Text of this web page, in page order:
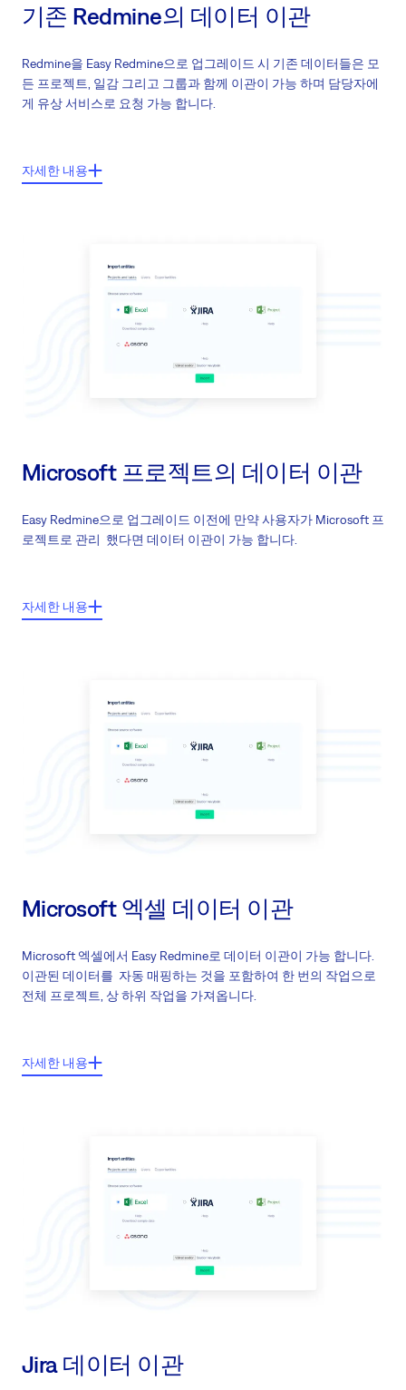
기존 Redmine의 데이터 이관
Redmine을 Easy Redmine으로 업그레이드 시 기존 데이터들은 모
든 프로젝트, 일감 그리고 그룹과 함께 이관이 가능 하며 담당자에
게 유상 서비스로 요청 가능 합니다.
관리자의 의한 입력 또는 고객사 서버 관리자에 의한 이관
자세한 내용
Microsoft 프로젝트의 데이터 이관
Easy Redmine으로 업그레이드 이전에 만약 사용자가 Microsoft 프
로젝트로 관리 했다면 데이터 이관이 가능 합니다.
쉬운 입력 설정
각 프로젝트는 분리되어 이관 (하나의 프로젝트 당 하나의 파일)
자세한 내용
Microsoft 엑셀 데이터 이관
Microsoft 엑셀에서 Easy Redmine로 데이터 이관이 가능 합니다.
이관된 데이터를 자동 매핑하는 것을 포함하여 한 번의 작업으로
전체 프로젝트, 상 하위 작업을 가져옵니다.
선사항, 상태, 추적관리자, 설명
프로젝트 내 일력된 필드: 프로젝트 명
입력된 데이터는 Tipping으로 존재하는 속성으로 자동으로 mapping
자세한 내용
Jira 데이터 이관